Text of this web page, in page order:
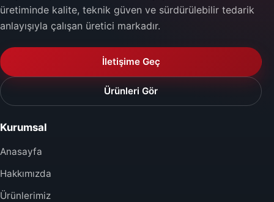
üretiminde kalite, teknik güven ve sürdürülebilir tedarik
anlayışıyla çalışan üretici markadır.
İletişime Geç
Ürünleri Gör
Kurumsal
Anasayfa
Hakkımızda
Ürünlerimiz